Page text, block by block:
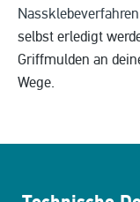
Nassklebeverfahren
selbst erledigt
Griffmulden an
Wege.